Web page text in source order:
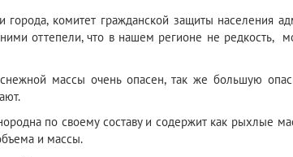
комитет гражданской защиты населения
оттепели, что в нашем регионе не редкость,
массы очень опасен, так же большую
по своему составу и содержит как рыхлые
и массы.